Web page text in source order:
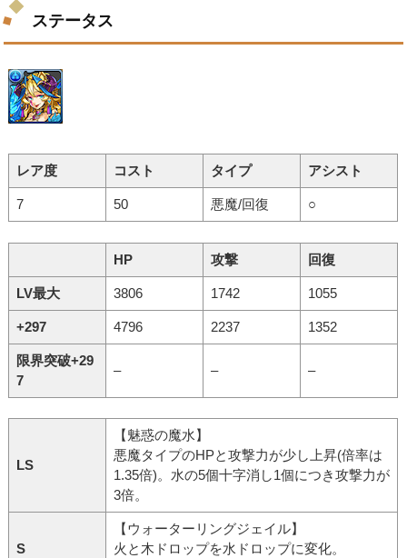
ステータス
レア度 コスト タイプ アシスト
7 50 悪魔/回復 ○
HP 攻撃 回復
LV最大 3806 1742 1055
+297 4796 2237 1352
限界突破+29
7
– – –
LS
【魅惑の魔水】
悪魔タイプのHPと攻撃力が少し上昇(倍率は
1.35倍)。水の5個十字消し1個につき攻撃力が
3倍。
S
【ウォーターリングジェイル】
火と木ドロップを水ドロップに変化。